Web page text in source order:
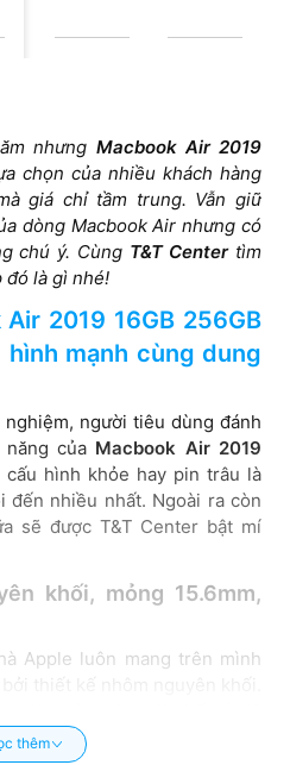
LED-
backlit
Retina
display
with IPS
and True
Tone
LED-
backlit
display
and True
Tone
nhưng Macbook Air 2019
chọn của nhiều khách hàng
giá chỉ tầm trung. Vẫn giữ
dòng Macbook Air nhưng có
chú ý. Cùng T&T Centertìm
đó là gì nhé!
2019 16GB 256GB
mạnh cùng dung
người tiêu dùng đánh
của Macbook Air 2019
cấu hình khỏe hay pin trâu là
đến nhiều nhất. Ngoài ra còn
sẽ được T&T Center bật mí
khối, mỏng 15.6mm,
Apple luôn mang trên mình
trường.
thêm